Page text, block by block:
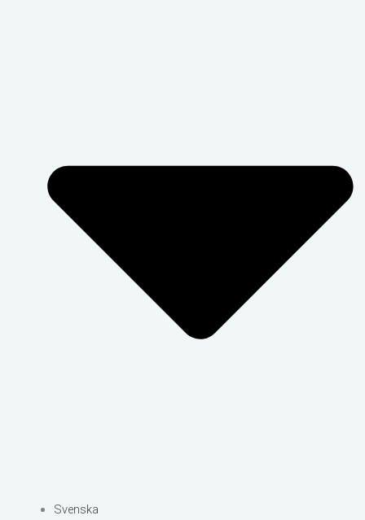
Svenska